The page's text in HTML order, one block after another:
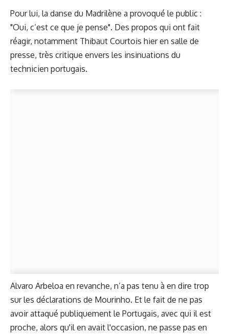
Pour lui, la danse du Madrilène a provoqué le public :
"Oui, c’est ce que je pense". Des propos qui ont fait
réagir, notamment Thibaut Courtois hier en salle de
presse, très critique envers les insinuations du
technicien portugais.
Alvaro Arbeloa en revanche, n’a pas tenu à en dire trop
sur les déclarations de Mourinho. Et le fait de ne pas
avoir attaqué publiquement le Portugais, avec qui il est
proche, alors qu'il en avait l'occasion, ne passe pas en